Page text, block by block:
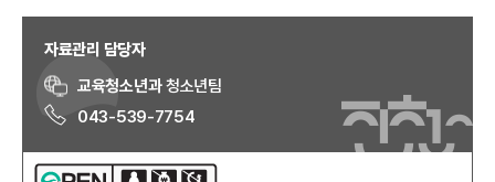
자료관리 담당자
교육청소년과 청소년팀
043-539-7754